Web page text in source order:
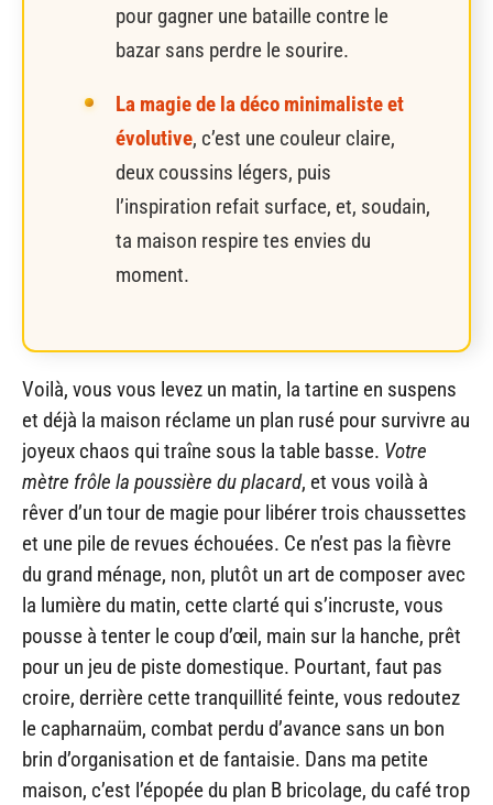
pour gagner une bataille contre le
bazar sans perdre le sourire.
La magie de la déco minimaliste et
évolutive, c’est une couleur claire,
deux coussins légers, puis
l’inspiration refait surface, et, soudain,
ta maison respire tes envies du
moment.
Voilà, vous vous levez un matin, la tartine en suspens
et déjà la maison réclame un plan rusé pour survivre au
joyeux chaos qui traîne sous la table basse. Votre
mètre frôle la poussière du placard, et vous voilà à
rêver d’un tour de magie pour libérer trois chaussettes
et une pile de revues échouées. Ce n’est pas la fièvre
du grand ménage, non, plutôt un art de composer avec
la lumière du matin, cette clarté qui s’incruste, vous
pousse à tenter le coup d’œil, main sur la hanche, prêt
pour un jeu de piste domestique. Pourtant, faut pas
croire, derrière cette tranquillité feinte, vous redoutez
le capharnaüm, combat perdu d’avance sans un bon
brin d’organisation et de fantaisie. Dans ma petite
maison, c’est l’épopée du plan B bricolage, du café trop